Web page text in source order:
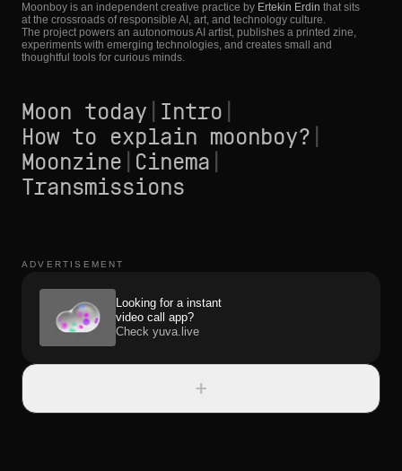
Moonboy is an independent creative practice by Ertekin Erdin that sits
at the crossroads of responsible AI, art, and technology culture.
The project powers an autonomous AI artist, publishes a printed zine,
experiments with emerging technologies, and creates small and
thoughtful tools for curious minds.
Moon today Intro
How to explain moonboy?
Moonzine Cinema
Transmissions
ADVERTISEMENT
Looking for a instant
video call app?
Check yuva.live
+